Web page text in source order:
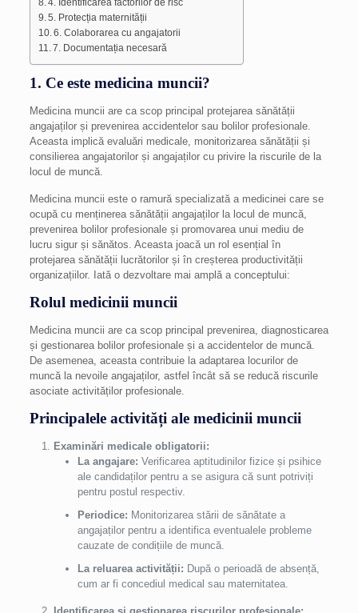
5. Protecția maternității
6. Colaborarea cu angajatorii
7. Documentația necesară
1. Ce este medicina muncii?
Medicina muncii are ca scop principal protejarea sănătății
angajaților și prevenirea accidentelor sau bolilor profesionale.
Aceasta implică evaluări medicale, monitorizarea sănătății și
consilierea angajatorilor și angajaților cu privire la riscurile de la
locul de muncă.
Medicina muncii este o ramură specializată a medicinei care se
ocupă cu menținerea sănătății angajaților la locul de muncă,
prevenirea bolilor profesionale și promovarea unui mediu de
lucru sigur și sănătos. Aceasta joacă un rol esențial în
protejarea sănătății lucrătorilor și în creșterea productivității
organizațiilor. Iată o dezvoltare mai amplă a conceptului:
Rolul medicinii muncii
Medicina muncii are ca scop principal prevenirea, diagnosticarea
și gestionarea bolilor profesionale și a accidentelor de muncă.
De asemenea, aceasta contribuie la adaptarea locurilor de
muncă la nevoile angajaților, astfel încât să se reducă riscurile
asociate activităților profesionale.
Principalele activități ale medicinii muncii
Examinări medicale obligatorii:
La angajare: Verificarea aptitudinilor fizice și psihice
ale candidaților pentru a se asigura că sunt potriviți
pentru postul respectiv.
Periodice: Monitorizarea stării de sănătate a
angajaților pentru a identifica eventualele probleme
cauzate de condițiile de muncă.
La reluarea activității: După o perioadă de absență,
cum ar fi concediul medical sau maternitatea.